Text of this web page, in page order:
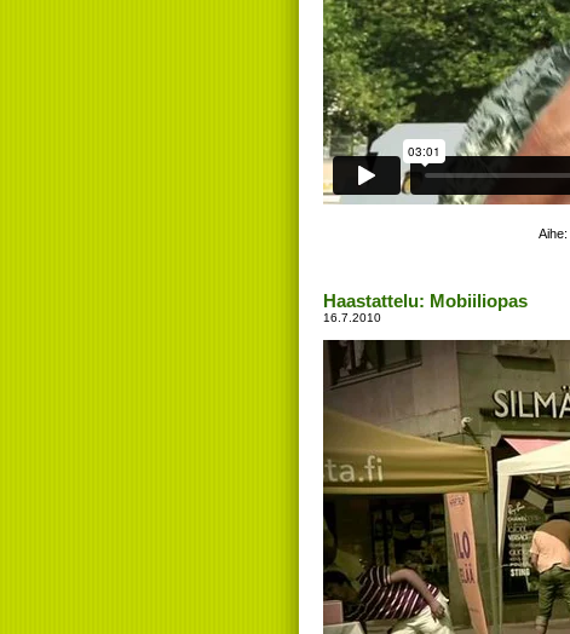
Aihe:
Haastattelu: Mobiiliopas
16.7.2010